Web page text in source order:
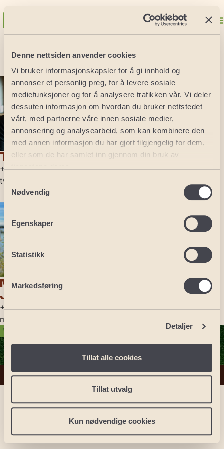
Denne nettsiden anvender cookies
Vi bruker informasjonskapsler for å gi innhold og
annonser et personlig preg, for å levere sosiale
mediefunksjoner og for å analysere trafikken vår. Vi deler
dessuten informasjon om hvordan du bruker nettstedet
vårt, med partnerne våre innen sosiale medier,
annonsering og analysearbeid, som kan kombinere den
med annen informasjon du har gjort tilgjengelig for dem,
eller som de har samlet inn gjennom din bruk av
Samtykkevalg
Nødvendig
Egenskaper
Statistikk
Markedsføring
Detaljer
Tillat alle cookies
Tillat utvalg
Kun nødvendige cookies
Praha
Tore Waagø
+47 977 74 996
tw@nexthole.com
Maria
Javery
+47 974 18 313
mj@nexthole.com
Norge
Oslo
Lofoten
Sverige
Malmø
Kristianstad
Stockholm
Malaga
Barcelona
USA: Florida
Portugal: Lisboa
Portugal: Algarve
Tsjekkia: Praha
Polen: Sand Valley
Polen: Sierra
Personvernerklæring